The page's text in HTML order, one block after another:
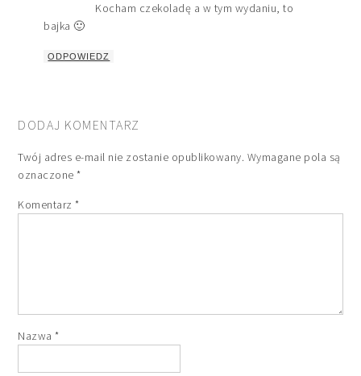
Kocham czekoladę a w tym wydaniu, to
bajka 🙂
ODPOWIEDZ
DODAJ KOMENTARZ
Twój adres e-mail nie zostanie opublikowany. Wymagane pola są
oznaczone*
Komentarz*
Nazwa*